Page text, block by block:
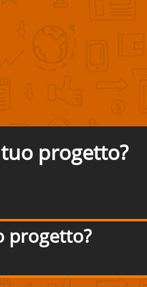
progetto?
progetto?